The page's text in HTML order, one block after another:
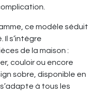
ce modèle séduit
Il s’intègre
de la maison :
couloir ou encore
sobre, disponible en
à tous les